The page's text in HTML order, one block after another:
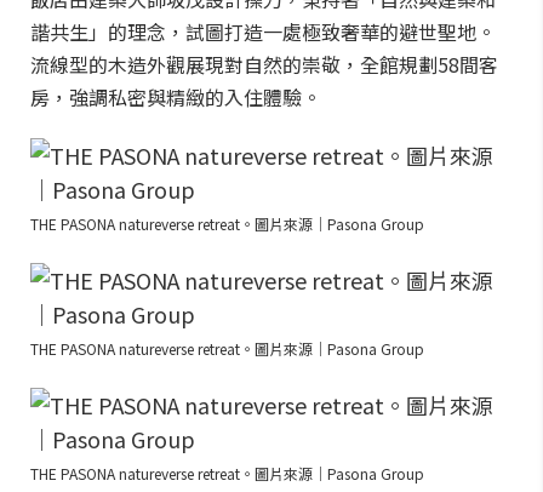
諧共生」的理念，試圖打造一處極致奢華的避世聖地。
流線型的木造外觀展現對自然的崇敬，全館規劃58間客
房，強調私密與精緻的入住體驗。
THE PASONA natureverse retreat。圖片來源｜Pasona Group
THE PASONA natureverse retreat。圖片來源｜Pasona Group
THE PASONA natureverse retreat。圖片來源｜Pasona Group